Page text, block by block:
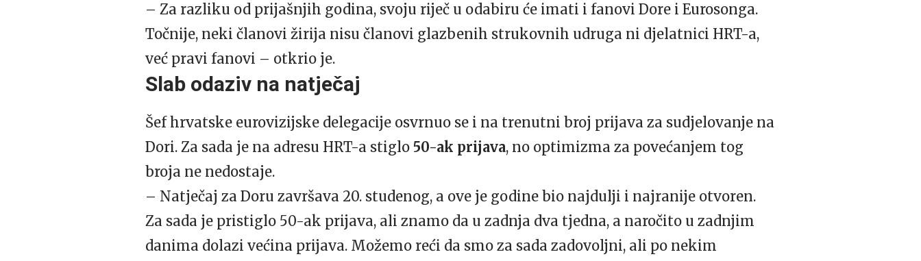
– Za razliku od prijašnjih godina, svoju riječ u odabiru će imati i fanovi Dore i Eurosonga.
Točnije, neki članovi žirija nisu članovi glazbenih strukovnih udruga ni djelatnici HRT-a,
već pravi fanovi – otkrio je.
Slab odaziv na natječaj
Šef hrvatske eurovizijske delegacije osvrnuo se i na trenutni broj prijava za sudjelovanje na
Dori. Za sada je na adresu HRT-a stiglo 50-ak prijava, no optimizma za povećanjem tog
broja ne nedostaje.
– Natječaj za Doru završava 20. studenog, a ove je godine bio najdulji i najranije otvoren.
Za sada je pristiglo 50-ak prijava, ali znamo da u zadnja dva tjedna, a naročito u zadnjim
danima dolazi većina prijava. Možemo reći da smo za sada zadovoljni, ali po nekim